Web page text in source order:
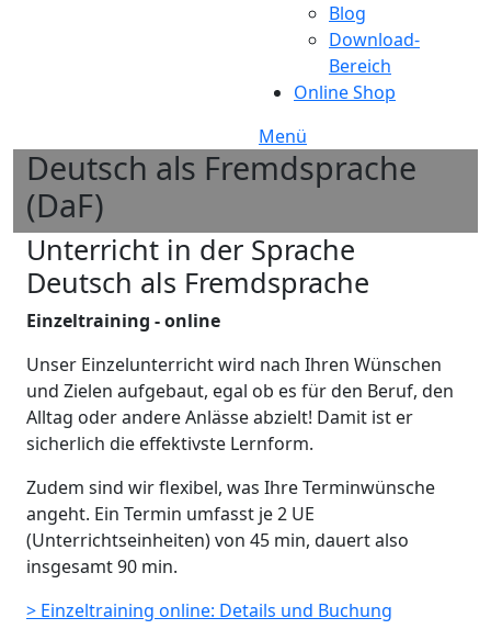
Blog
Download-
Bereich
Online Shop
Menü
Bild
Deutsch als Fremdsprache
(DaF)
H2 Subtitle
Unterricht in der Sprache
Deutsch als Fremdsprache
Einzeltraining - online
Unser Einzelunterricht wird nach Ihren Wünschen
und Zielen aufgebaut, egal ob es für den Beruf, den
Alltag oder andere Anlässe abzielt! Damit ist er
sicherlich die effektivste Lernform.
Zudem sind wir flexibel, was Ihre Terminwünsche
angeht. Ein Termin umfasst je 2 UE
(Unterrichtseinheiten) von 45 min, dauert also
insgesamt 90 min.
> Einzeltraining online: Details und Buchung